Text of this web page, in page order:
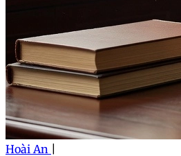
Hoài An